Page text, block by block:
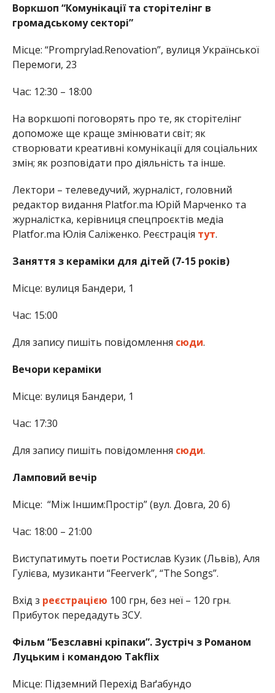
Воркшоп “Комунікації та сторітелінг в
громадському секторі”
Місце: “Promprylad.Renovation”, вулиця Української
Перемоги, 23
Час: 12:30 – 18:00
На воркшопі поговорять про те, як сторітелінг
допоможе ще краще змінювати світ; як
створювати креативні комунікації для соціальних
змін; як розповідати про діяльність та інше.
Лектори – телеведучий, журналіст, головний
редактор видання Platfor.ma Юрій Марченко та
журналістка, керівниця спецпроєктів медіа
Platfor.ma Юлія Саліженко. Реєстрація тут.
Заняття з кераміки для дітей (7-15 років)
Місце: вулиця Бандери, 1
Час: 15:00
Для запису пишіть повідомлення сюди.
Вечори кераміки
Місце: вулиця Бандери, 1
Час: 17:30
Для запису пишіть повідомлення сюди.
Ламповий вечір
Місце: “Між Іншим:Простір” (вул. Довга, 20 б)
Час: 18:00 – 21:00
Виступатимуть поети Ростислав Кузик (Львів), Аля
Гулієва, музиканти “Feerverk”, “The Songs”.
Вхід з реєстрацією 100 грн, без неї – 120 грн.
Прибуток передадуть ЗСУ.
Фільм “Безславні кріпаки”. Зустріч з Романом
Луцьким і командою Takflix
Місце: Підземний Перехід Ваґабундо